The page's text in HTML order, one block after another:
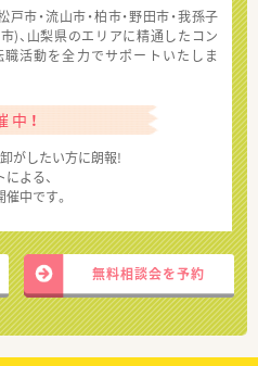
市・流山市・柏市・野田市・我孫子
)、山梨県のエリアに精通したコン
活動を全力でサポートいたしま
！
がしたい方に朗報!
よる、
中です。
無料相談会を予約